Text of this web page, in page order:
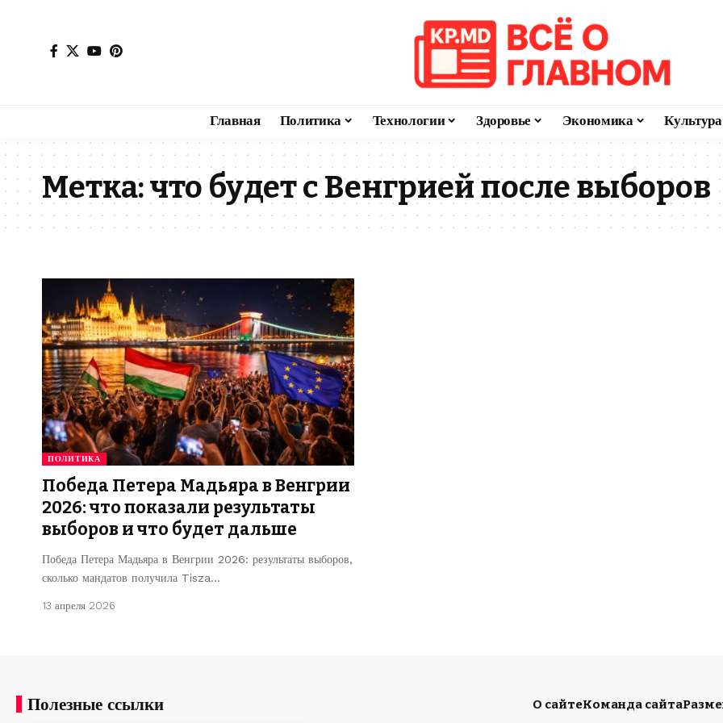
Главная Политика Технологии Здоровье Экономика Культура
Метка:что будет с Венгрией после выборов
ПОЛИТИКА
Победа Петера Мадьяра в Венгрии
2026: что показали результаты
выборов и что будет дальше
Победа Петера Мадьяра в Венгрии 2026: результаты выборов,
сколько мандатов получила Tisza…
13 апреля 2026
Полезные ссылки О сайтеКоманда сайта